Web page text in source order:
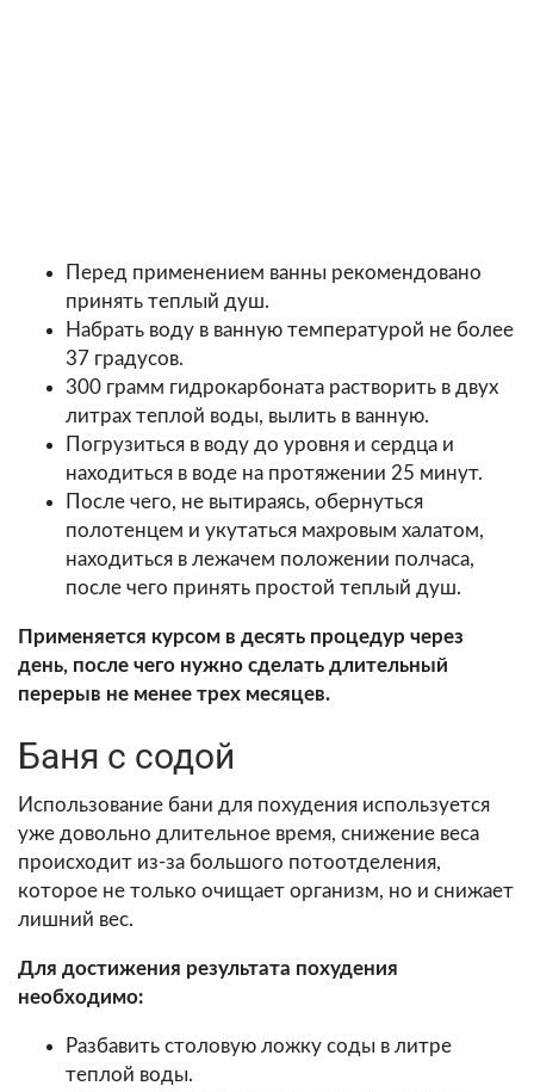
Перед применением ванны рекомендовано
принять теплый душ.
Набрать воду в ванную температурой не более
37 градусов.
300 грамм гидрокарбоната растворить в двух
литрах теплой воды, вылить в ванную.
Погрузиться в воду до уровня и сердца и
находиться в воде на протяжении 25 минут.
После чего, не вытираясь, обернуться
полотенцем и укутаться махровым халатом,
находиться в лежачем положении полчаса,
после чего принять простой теплый душ.
Применяется курсом в десять процедур через
день, после чего нужно сделать длительный
перерыв не менее трех месяцев.
Баня с содой
Использование бани для похудения используется
уже довольно длительное время, снижение веса
происходит из-за большого потоотделения,
которое не только очищает организм, но и снижает
лишний вес.
Для достижения результата похудения
необходимо:
Разбавить столовую ложку соды в литре
теплой воды.